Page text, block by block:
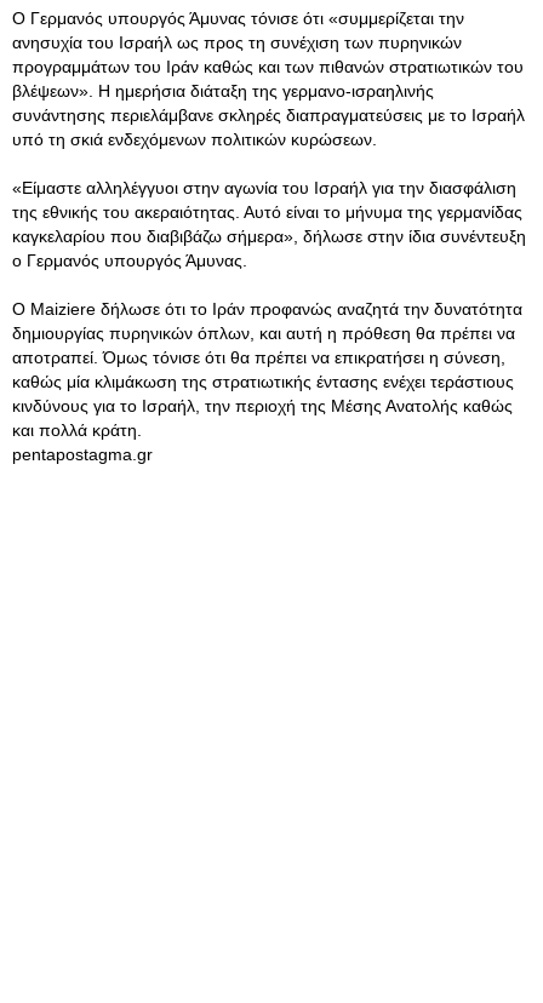
O Γερμανός υπουργός Άμυνας τόνισε ότι «συμμερίζεται την
ανησυχία του Ισραήλ ως προς τη συνέχιση των πυρηνικών
προγραμμάτων του Ιράν καθώς και των πιθανών στρατιωτικών του
βλέψεων». Η ημερήσια διάταξη της γερμανο-ισραηλινής
συνάντησης περιελάμβανε σκληρές διαπραγματεύσεις με το Ισραήλ
υπό τη σκιά ενδεχόμενων πολιτικών κυρώσεων.
«Είμαστε αλληλέγγυοι στην αγωνία του Ισραήλ για την διασφάλιση
της εθνικής του ακεραιότητας. Αυτό είναι το μήνυμα της γερμανίδας
καγκελαρίου που διαβιβάζω σήμερα», δήλωσε στην ίδια συνέντευξη
ο Γερμανός υπουργός Άμυνας.
Ο Maiziere δήλωσε ότι το Ιράν προφανώς αναζητά την δυνατότητα
δημιουργίας πυρηνικών όπλων, και αυτή η πρόθεση θα πρέπει να
αποτραπεί. Όμως τόνισε ότι θα πρέπει να επικρατήσει η σύνεση,
καθώς μία κλιμάκωση της στρατιωτικής έντασης ενέχει τεράστιους
κινδύνους για το Ισραήλ, την περιοχή της Μέσης Ανατολής καθώς
και πολλά κράτη.
pentapostagma.gr